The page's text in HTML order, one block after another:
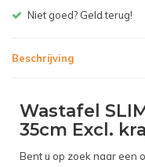
Gratis bezorgen
Beschrijving
Wastafel
35cm Excl.
Bent u op zoek naar een